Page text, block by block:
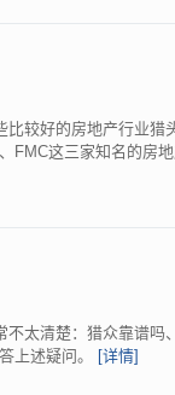
较好的房地产行业猎
FMC这三家知名的房
太清楚：猎众靠谱吗
上述疑问。 [详情]